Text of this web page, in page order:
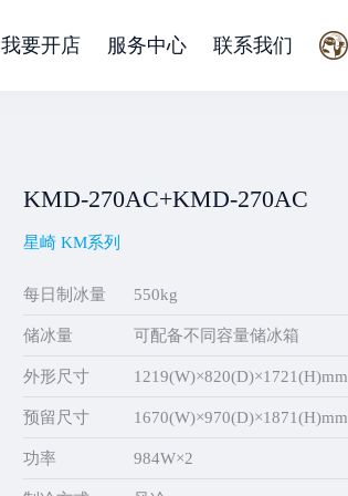
我要开店 服务中心 联系我们
KMD-270AC+KMD-270AC
星崎 KM系列
每日制冰量 550kg
储冰量 可配备不同容量储冰箱
外形尺寸 1219(W)×820(D)×1721(H)mm
预留尺寸 1670(W)×970(D)×1871(H)mm
功率 984W×2